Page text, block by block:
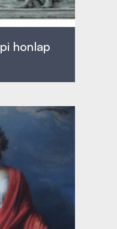
honlap